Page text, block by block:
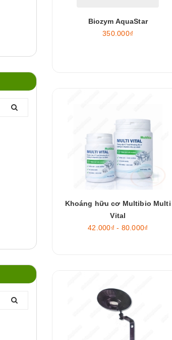
Biozym AquaStar
350.000₫
Khoáng hữu cơ Multibio Multi
Vital
42.000₫ - 80.000₫